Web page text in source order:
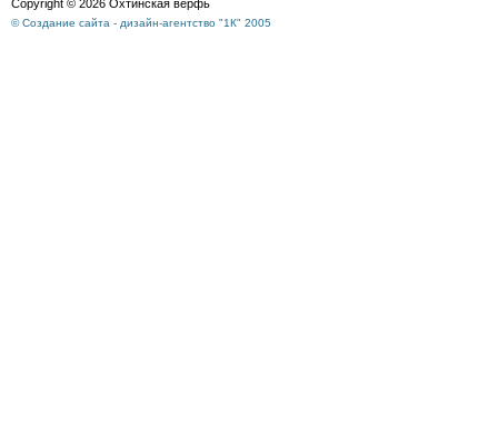
Copyright © 2026 Охтинская верфь
© Создание сайта - дизайн-агентство "1К" 2005